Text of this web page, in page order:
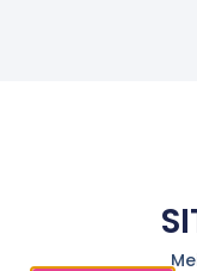
© Au Primerose Hôtel